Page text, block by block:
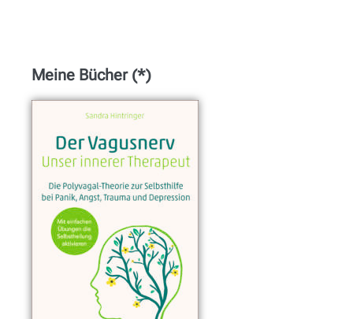
Meine Bücher (*)